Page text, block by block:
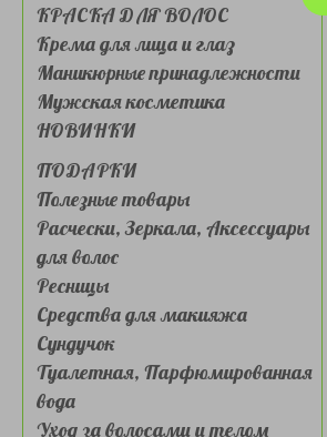
КРАСКА ДЛЯ ВОЛОС
Крема для лица и глаз
Маникюрные принадлежности
Мужская косметика
НОВИНКИ
ПОДАРКИ
Полезные товары
Расчески, Зеркала, Аксессуары
для волос
Ресницы
Средства для макияжа
Сундучок
Туалетная, Парфюмированная
вода
Уход за волосами и телом